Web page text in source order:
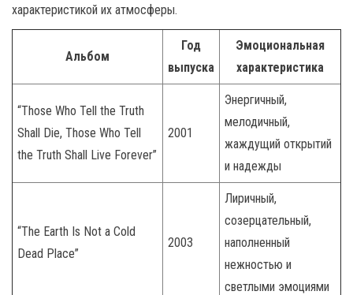
характеристикой их атмосферы.
Альбом
Год
выпуска
Эмоциональная
характеристика
“Those Who Tell the Truth
Shall Die, Those Who Tell
the Truth Shall Live Forever”
2001
Энергичный,
мелодичный,
жаждущий открытий
и надежды
“The Earth Is Not a Cold
Dead Place”
2003
Лиричный,
созерцательный,
наполненный
нежностью и
светлыми эмоциями